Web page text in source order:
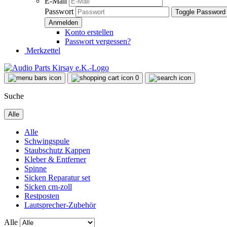
Passwort
Toggle
Konto erstellen
Passwort vergessen?
Merkzettel
0
Suche
Alle
Alle
Schwingspule
Staubschutz Kappen
Kleber & Entferner
Spinne
Sicken Reparatur set
Sicken cm-zoll
Restposten
Lautsprecher-Zubehör
Alle